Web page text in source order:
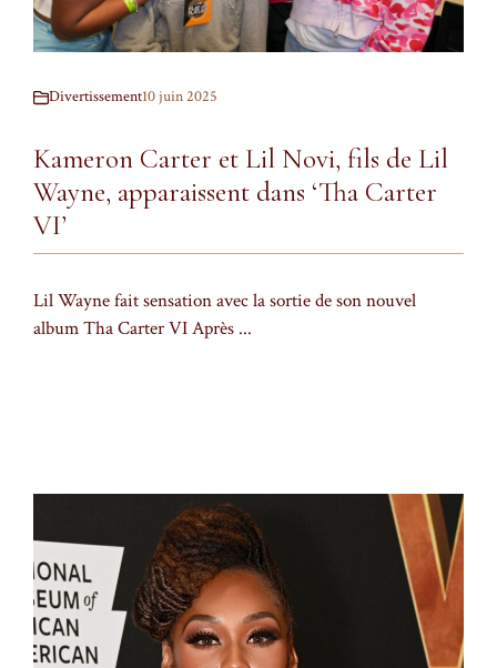
Divertissement10 juin 2025
Kameron Carter et Lil Novi, fils de Lil
Wayne, apparaissent dans ‘Tha Carter
VI’
Lil Wayne fait sensation avec la sortie de son nouvel
album Tha Carter VI Après ...